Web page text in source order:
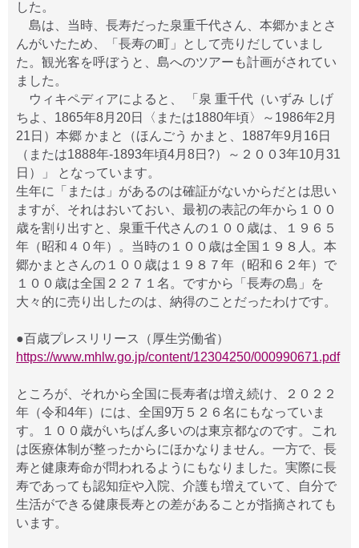
した。
島は、当時、長寿だった泉重千代さん、本郷かまとさ
んがいたため、「長寿の町」として売りだしていまし
た。観光客を呼ぼうと、島へのツアーも計画がされてい
ました。
ウィキペディアによると、 「泉 重千代（いずみ しげ
ちよ、1865年8月20日〈または1880年頃〉～1986年2月
21日）本郷 かまと（ほんごう かまと、1887年9月16日
（または1888年-1893年頃4月8日?）～２００3年10月31
日）」 となっています。
生年に「または」があるのは確証がないからだとは思い
ますが、それはおいておい、最初の表記の年から１００
歳を割り出すと、泉重千代さんの１００歳は、１９６５
年（昭和４０年）。当時の１００歳は全国１９８人。本
郷かまとさんの１００歳は１９８７年（昭和６２年）で
１００歳は全国２２７１名。ですから「長寿の島」を
大々的に売り出したのは、納得のことだったわけです。
●百歳プレスリリース（厚生労働省）
https://www.mhlw.go.jp/content/12304250/000990671.pdf
ところが、それから全国に長寿者は増え続け、２０２２
年（令和4年）には、全国9万５２６名にもなっていま
す。１００歳がいちばん多いのは東京都なのです。これ
は医療体制が整ったからにほかなりません。一方で、長
寿と健康寿命が問われるようにもなりました。実際に長
寿であっても認知症や入院、介護も増えていて、自分で
生活ができる健康長寿との差があることが指摘されても
います。